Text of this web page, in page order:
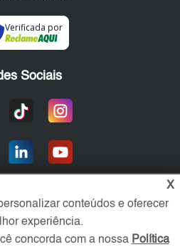
Verificada por
Sociais
aos anunciantes,
sua conta:
X
conteúdos e oferecer
experiência.
concorda com a nossa Política